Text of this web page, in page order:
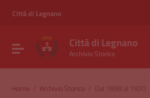
Vai al menu di navigazione
Città di Legnano
Attiva / disattiva la navigazione
Città di Legnano
Archivio Storico
Home / Archivio Storico / Dal 1898 al 1920